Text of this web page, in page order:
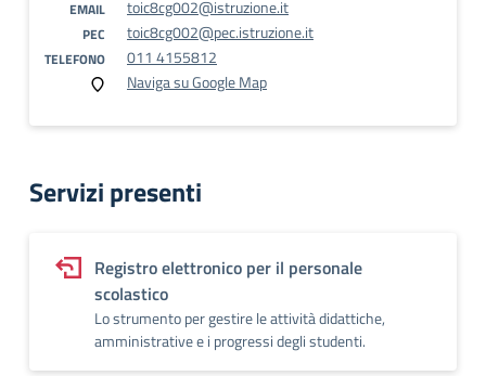
EMAIL toic8cg002@istruzione.it
PEC toic8cg002@pec.istruzione.it
TELEFONO
011 4155812
Naviga su Google Map
Servizi presenti
Registro elettronico per il personale
scolastico
Lo strumento per gestire le attività didattiche,
amministrative e i progressi degli studenti.